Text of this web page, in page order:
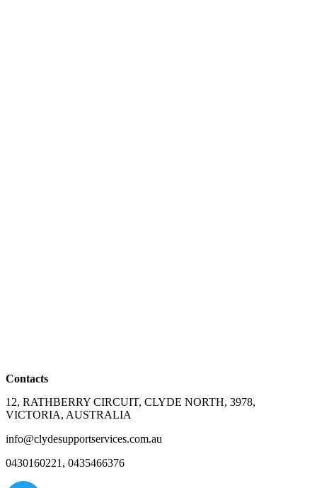
Contacts
12, RATHBERRY CIRCUIT, CLYDE NORTH, 3978,
VICTORIA, AUSTRALIA
info@clydesupportservices.com.au
0430160221, 0435466376